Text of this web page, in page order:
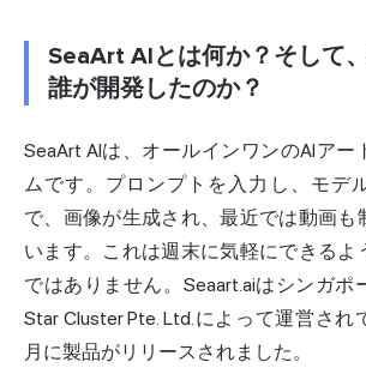
SeaArt AIとは何か？そして
誰が開発したのか？
SeaArt AIは、オールインワンのAIアー
ムです。プロンプトを入力し、モデ
で、画像が生成され、最近では動画も
います。これは週末に気軽にできるよ
ではありません。Seaart.aiはシンガポ
Star Cluster Pte. Ltd.によって運営さ
月に製品がリリースされました。